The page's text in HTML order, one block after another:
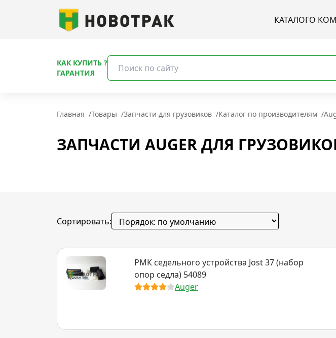
КАТАЛОГО
КАК КУПИТЬ ?
ГАРАНТИЯ
Главная /Товары /Запчасти для грузовиков /Каталог по производителям /
ЗАПЧАСТИ AUGER ДЛЯ
Сортировать:
РМК седельного устройства Jost 37 (набор
опор седла) 54089
Auger